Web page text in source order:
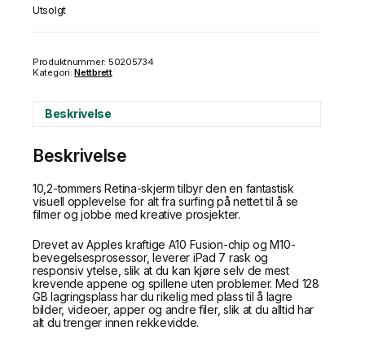
Utsolgt
Produktnummer: 50205734
Kategori:Nettbrett
Beskrivelse
Beskrivelse
10,2-tommers Retina-skjerm tilbyr den en fantastisk
visuell opplevelse for alt fra surfing på nettet til å se
filmer og jobbe med kreative prosjekter.
Drevet av Apples kraftige A10 Fusion-chip og M10-
bevegelsesprosessor, leverer iPad 7 rask og
responsiv ytelse, slik at du kan kjøre selv de mest
krevende appene og spillene uten problemer. Med 128
GB lagringsplass har du rikelig med plass til å lagre
bilder, videoer, apper og andre filer, slik at du alltid har
alt du trenger innen rekkevidde.